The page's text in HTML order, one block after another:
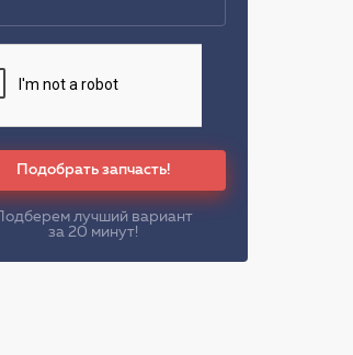
Подобрать запчасть!
Подберем лучший вариант
за 20 минут!